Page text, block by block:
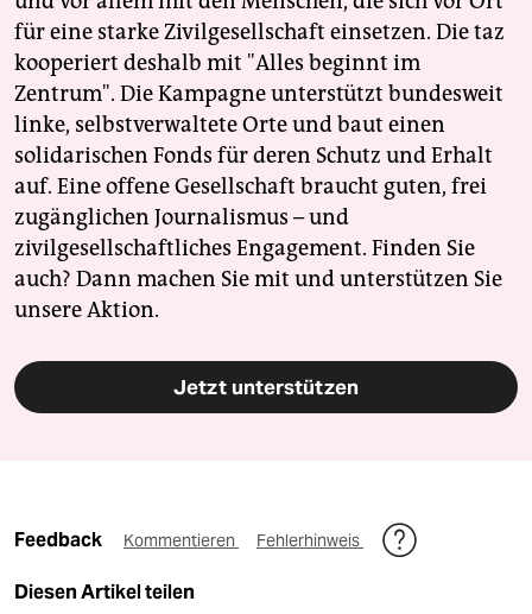
für eine starke Zivilgesellschaft einsetzen. Die taz
kooperiert deshalb mit "Alles beginnt im
Zentrum". Die Kampagne unterstützt bundesweit
linke, selbstverwaltete Orte und baut einen
solidarischen Fonds für deren Schutz und Erhalt
auf. Eine offene Gesellschaft braucht guten, frei
zugänglichen Journalismus – und
zivilgesellschaftliches Engagement. Finden Sie
auch? Dann machen Sie mit und unterstützen Sie
unsere Aktion.
Jetzt unterstützen
Feedback Kommentieren Fehlerhinweis
Diesen Artikel teilen